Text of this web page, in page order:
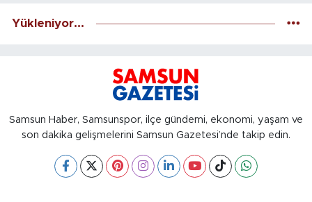
Yükleniyor...
Samsun Haber, Samsunspor, ilçe gündemi, ekonomi, yaşam ve
son dakika gelişmelerini Samsun Gazetesi’nde takip edin.